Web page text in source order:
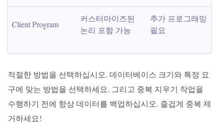
Client Program
커스터마이즈된
논리 포함 가능
추가 프로그래밍
필요
적절한 방법을 선택하십시오. 데이터베이스 크기와 특정 요
구에 맞는 방법을 선택하세요. 그리고 중복 지우기 작업을
수행하기 전에 항상 데이터를 백업하십시오. 즐겁게 중복 제
거하세요!